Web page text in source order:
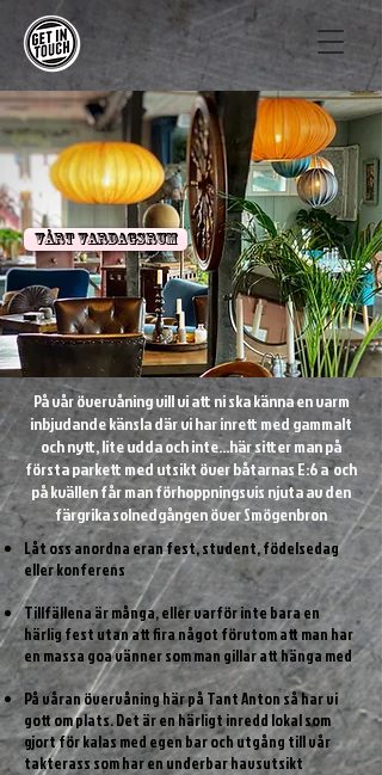
vårt vardagsrum
På vår övervåning vill vi att ni ska känna en varm
inbjudande känsla där vi har inrett med gammalt
och nytt, lite udda och inte...här sitter man på
första parkett med utsikt över båtarnas E:6 a och
på kvällen får man förhoppningsvis njuta av den
färgrika solnedgången över Smögenbron
Låt oss anordna eran fest, student, födelsedag
eller konferens
Tillfällena är många, eller varför inte bara en
härlig fest utan att fira något förutom att man har
en massa goa vänner som man gillar att hänga med
På våran övervåning här på Tant Anton så har vi
gott om plats. Det är en härligt inredd lokal som
gjort för kalas med egen bar och utgång till vår
takterass som har en underbar havsutsikt